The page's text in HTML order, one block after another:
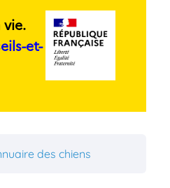
et-
des chiens